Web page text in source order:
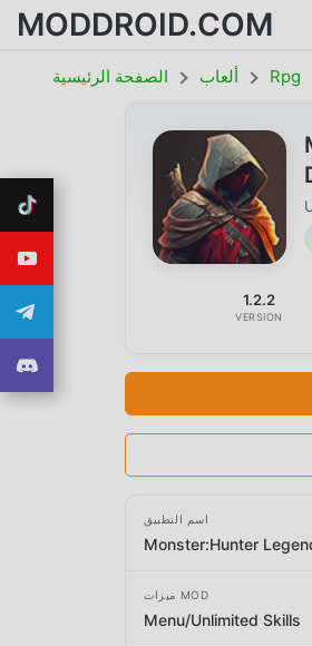
MODDROID.COM
الصفحة الرئيسية ألعاب Rpg
1.2.2
VERSION
اسم التطبيق
Monster:Hunter
ميزات MOD
Menu/Unlimited Skills